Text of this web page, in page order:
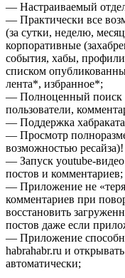
— Настраиваемый
— Практически все
(за сутки, неделю,
корпоративные
события, хабы,
списком
лента*, избранное*;
— Полноценный поиск
пользователи,
— Поддержка хабраката
— Просмотр
возможностью ресайза)!
— Запуск youtube-
постов и комментариев;
— Приложение не
комментариев при
восстановить
постов даже если
— Приложение
habrahabr.ru и
автоматически;